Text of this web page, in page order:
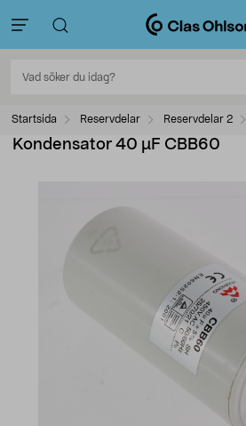
Startsida Reservdelar Reservdelar 2
Kondensator 40 µF CBB60